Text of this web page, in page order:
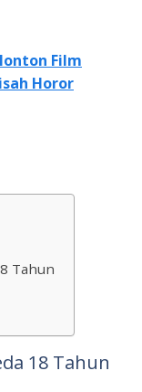
Film
Horor
Tahun
18 Tahun